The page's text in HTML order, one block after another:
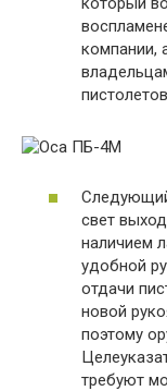
компании,
Следующий
свет
наличием
удобной
отдачи
новой
поэтому
требуют